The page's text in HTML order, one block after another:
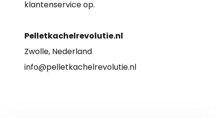
klantenservice op.
Pelletkachelrevolutie.nl
Zwolle, Nederland
info@pelletkachelrevolutie.nl